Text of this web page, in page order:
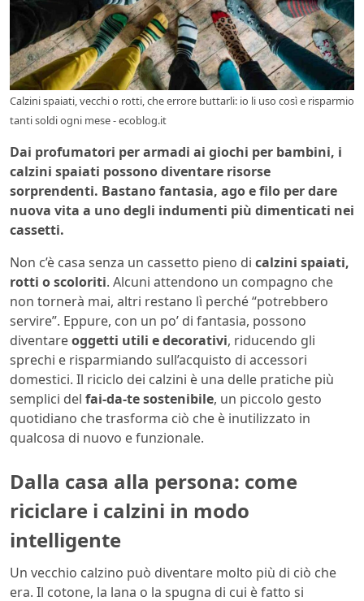
Calzini spaiati, vecchi o rotti, che errore buttarli: io li uso così e risparmio
tanti soldi ogni mese - ecoblog.it
Dai profumatori per armadi ai giochi per bambini, i
calzini spaiati possono diventare risorse
sorprendenti. Bastano fantasia, ago e filo per dare
nuova vita a uno degli indumenti più dimenticati nei
cassetti.
Non c’è casa senza un cassetto pieno di calzini spaiati,
rotti o scoloriti. Alcuni attendono un compagno che
non tornerà mai, altri restano lì perché “potrebbero
servire”. Eppure, con un po’ di fantasia, possono
diventareoggetti utili e decorativi, riducendo gli
sprechi e risparmiando sull’acquisto di accessori
domestici. Il riciclo dei calzini è una delle pratiche più
semplici del fai-da-te sostenibile, un piccolo gesto
quotidiano che trasforma ciò che è inutilizzato in
qualcosa di nuovo e funzionale.
Dalla casa alla persona: come
riciclare i calzini in modo
intelligente
Un vecchio calzino può diventare molto più di ciò che
era. Il cotone, la lana o la spugna di cui è fatto si